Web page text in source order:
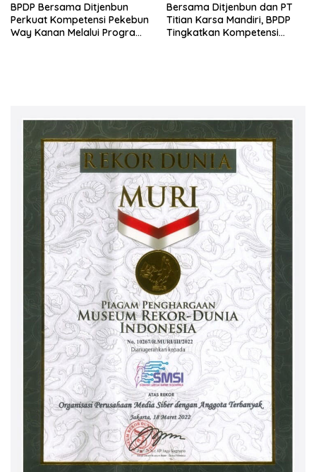
BPDP Bersama Ditjenbun
Perkuat Kompetensi Pekebun
Way Kanan Melalui Program
Bersama Ditjenbun dan PT
Titian Karsa Mandiri, BPDP
Tingkatkan Kompetensi